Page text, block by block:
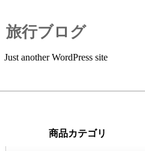
旅行ブログ
Just another WordPress site
商品カテゴリ